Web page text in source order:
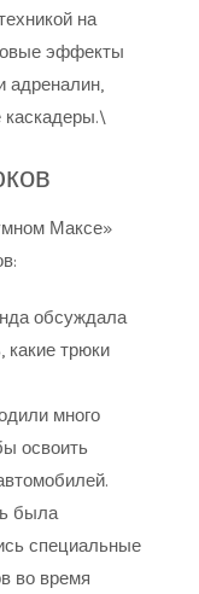
на
эффекты
адреналин,
каскадеры.\
Максе»
обсуждала
какие трюки
много
освоить
была
специальные
во время